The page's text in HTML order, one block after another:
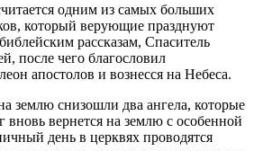
одним из самых больших
который верующие празднуют
рассказам, Спаситель
после чего благословил
апостолов и вознесся на Небеса.
землю снизошли два ангела, которые
вновь вернется на землю с особенной
день в церквях проводятся